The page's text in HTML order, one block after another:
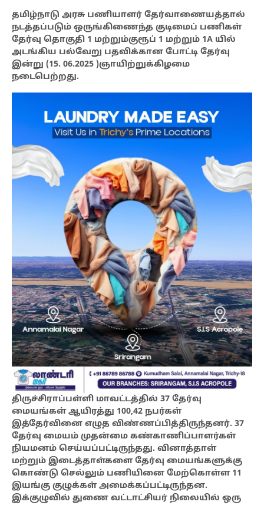
தமிழ்நாடு அரசு பணியாளர் தேர்வாணையத்தால்
நடத்தப்படும் ஒருங்கிணைந்த குடிமைப் பணிகள்
தேர்வு தொகுதி 1 மற்றும்குரூப் 1 மற்றும் 1A யில்
அடங்கிய பல்வேறு பதவிக்கான போட்டி தேர்வு
இன்று (15. 06.2025 )ஞாயிற்றுக்கிழமை
நடைபெற்றது.
திருச்சிராப்பள்ளி மாவட்டத்தில் 37 தேர்வு
மையங்கள் ஆயிரத்து 100,42 நபர்கள்
இத்தேர்வினை எழுத விண்ணப்பித்திருந்தனர். 37
தேர்வு மையம் முதன்மை கண்காணிப்பாளர்கள்
நியமனம் செய்யப்பட்டிருந்தது. வினாத்தாள்
மற்றும் இடைத்தாள்களை தேர்வு மையங்களுக்கு
கொண்டு செல்லும் பணியினை மேற்கொள்ள 11
இயங்கு குழுக்கள் அமைக்கப்பட்டிருந்தன.
இக்குழுவில் துணை வட்டாட்சியர் நிலையில் ஒரு